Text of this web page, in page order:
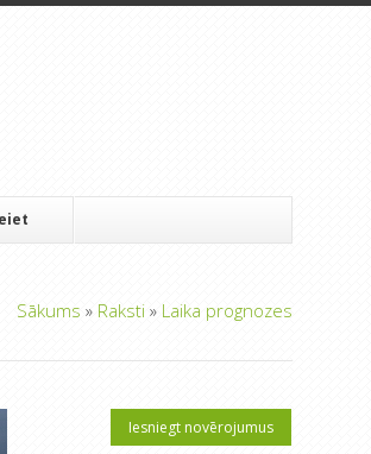
Sākums » Raksti » Laika prognozes
Iesniegt novērojumus